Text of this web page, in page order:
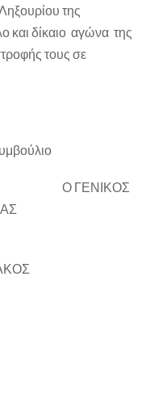
της
και δίκαιο αγώνα της
τους σε
ΓΕΝΙΚΟΣ